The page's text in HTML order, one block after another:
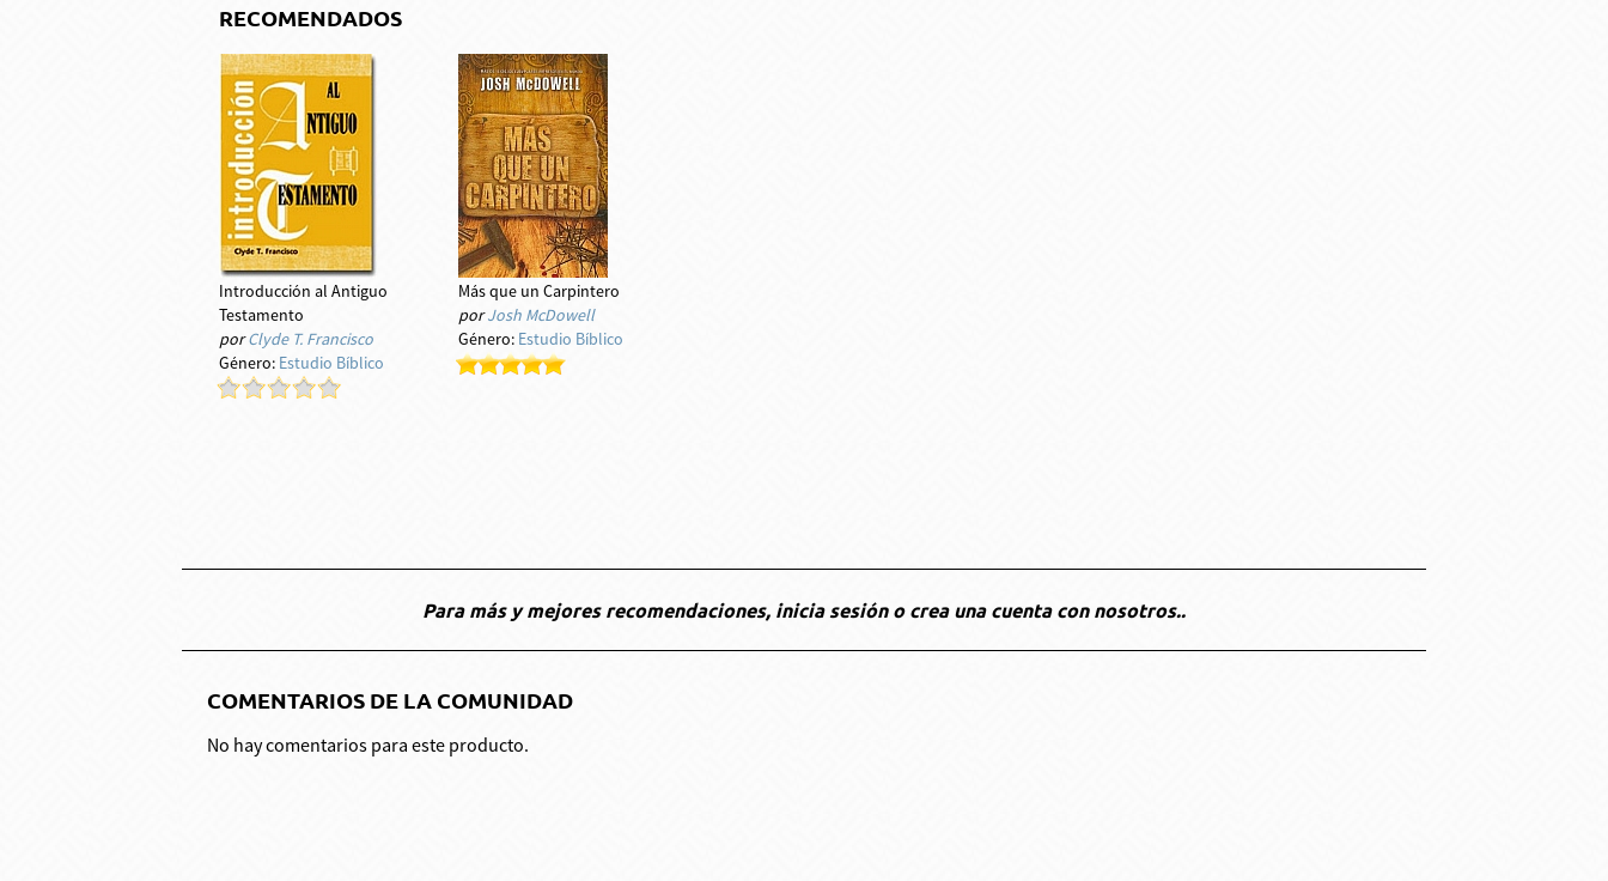
RECOMENDADOS
Introducción al Antiguo
Testamento
porClyde T. Francisco
Género: Estudio Bíblico
Más que un Carpintero
porJosh McDowell
Género: Estudio Bíblico
Para más y mejores recomendaciones, inicia sesión o crea una cuenta con nosotros..
COMENTARIOS DE LA COMUNIDAD
No hay comentarios para este producto.